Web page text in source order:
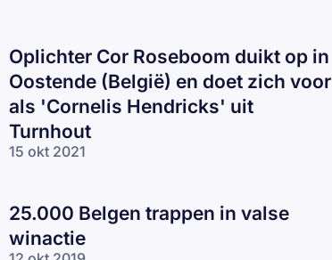
Oplichter Cor Roseboom duikt op in
Oostende (België) en doet zich voor
als 'Cornelis Hendricks' uit
Turnhout
15 okt 2021
25.000 Belgen trappen in valse
winactie